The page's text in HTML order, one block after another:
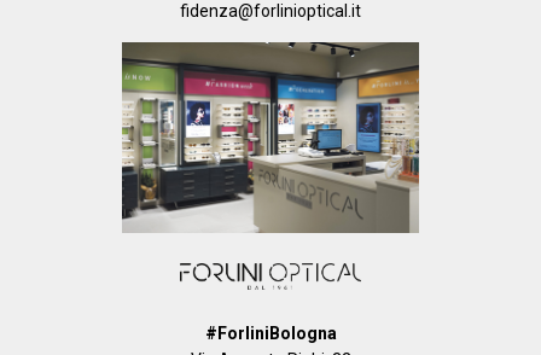
fidenza@forlinioptical.it
#ForliniBologna